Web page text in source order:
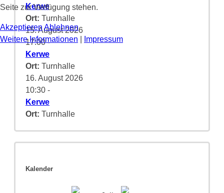
Kerwe
Ort: Turnhalle
15. August 2026
17:00-
Kerwe
Ort: Turnhalle
16. August 2026
10:30 -
Kerwe
Ort: Turnhalle
Kalender
Seite zur Verfügung stehen.
Akzeptieren Ablehnen
Weitere Informationen
Impressum